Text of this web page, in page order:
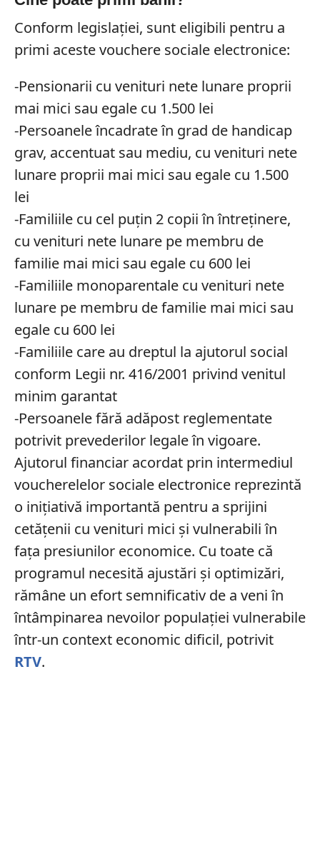
Conform legislației, sunt eligibili pentru a
primi aceste vouchere sociale electronice:
-Pensionarii cu venituri nete lunare proprii
mai mici sau egale cu 1.500 lei
-Persoanele încadrate în grad de handicap
grav, accentuat sau mediu, cu venituri nete
lunare proprii mai mici sau egale cu 1.500
lei
-Familiile cu cel puțin 2 copii în întreținere,
cu venituri nete lunare pe membru de
familie mai mici sau egale cu 600 lei
-Familiile monoparentale cu venituri nete
lunare pe membru de familie mai mici sau
egale cu 600 lei
-Familiile care au dreptul la ajutorul social
conform Legii nr. 416/2001 privind venitul
minim garantat
-Persoanele fără adăpost reglementate
potrivit prevederilor legale în vigoare.
Ajutorul financiar acordat prin intermediul
voucherelelor sociale electronice reprezintă
o inițiativă importantă pentru a sprijini
cetățenii cu venituri mici și vulnerabili în
fața presiunilor economice. Cu toate că
programul necesită ajustări și optimizări,
rămâne un efort semnificativ de a veni în
întâmpinarea nevoilor populației vulnerabile
într-un context economic dificil, potrivit
RTV.